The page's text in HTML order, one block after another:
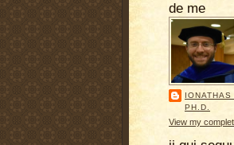
de me
PH.D.
View my